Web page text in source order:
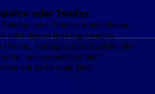
oder Telefax
oder Telefax kontaktieren,
aller daraus hervorgehenden
(Name, Anfrage) zum Zwecke der
bei uns gespeichert und
wir nicht ohne Ihre